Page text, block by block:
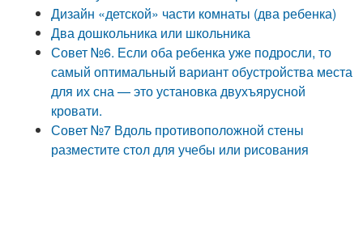
Дизайн «детской» части комнаты (два ребенка)
Два дошкольника или школьника
Совет №6. Если оба ребенка уже подросли, то
самый оптимальный вариант обустройства места
для их сна — это установка двухъярусной
кровати.
Совет №7 Вдоль противоположной стены
разместите стол для учебы или рисования